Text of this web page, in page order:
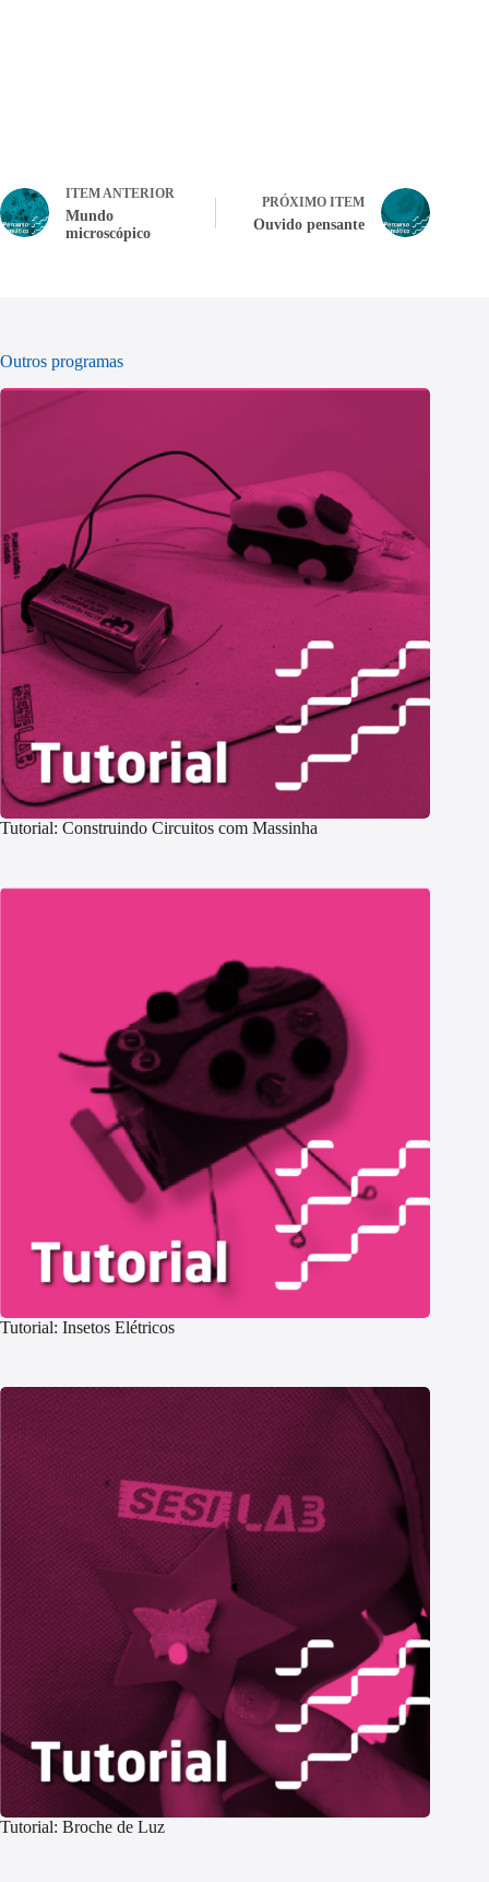
ITEM ANTERIOR
Mundo
microscópico
PRÓXIMO ITEM
Ouvido pensante
Outros programas
Tutorial: Construindo Circuitos com Massinha
Tutorial: Insetos Elétricos
Tutorial: Broche de Luz